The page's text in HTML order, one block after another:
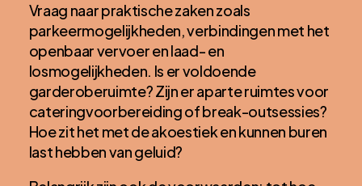
Vraag naar praktische zaken zoals
parkeermogelijkheden, verbindingen met het
openbaar vervoer en laad- en
losmogelijkheden. Is er voldoende
garderoberuimte? Zijn er aparte ruimtes voor
cateringvoorbereiding of break-outsessies?
Hoe zit het met de akoestiek en kunnen buren
last hebben van geluid?